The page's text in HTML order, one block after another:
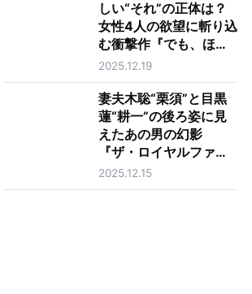
しい“それ”の正体は？
女性4人の欲望に斬り込
む衝撃作『でも、ほし
い』山下紘加インタビ
ュー
2025.12.19
妻夫木聡“栗須”と目黒
蓮“耕一”の後ろ姿に見
えたあの男の幻影
『ザ・ロイヤルファミ
リー』最終話
2025.12.15